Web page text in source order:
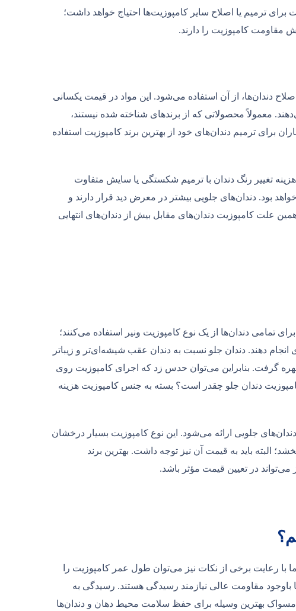
ترمیم یا اصلاح سایر کامپوزیت‌ها احتیاج خواهد داشت؛
مقاومت کامپوزیت را دارند.
دندان‌ها، از آن استفاده می‌شود. این مواد در قیمت‌ یکسانی
معمولاً محصولاتی که از برندهای شناخته ‌شده نیستند،
برای ترمیم دندان‌های خود از بهترین برند کامپوزیت استفاده
تغییر رنگ دندان با ترمیم شکستگی یا سایش متفاوت
بود. دندان‌های جلویی بیشتر در معرض دید قرار دارند و
علت کامپوزیت دندان‌های مقابل بیش از دندان‌های انتهایی
تمامی دندان‌ها از یک نوع کامپوزیت ونیر استفاده می‌کنند؛
انجام دهند. دندان جلو نسبت به دندان عقب شیشه‌ای‌تر و زیباتر
گرفت. بنابراین می‌توان حدس زد که اجرای کامپوزیت روی
دندان جلو چقدر است؟ بسته به جنس کامپوزیت هزینه
جلویی ارائه می‌شود. این نوع کامپوزیت بسیار درخشان
البته باید به قیمت آن نیز توجه داشت. بهترین برند
در تعیین قیمت مؤثر باشد.
با رعایت برخی از نکات نیز می‌توان طول عمر کامپوزیت را
باوجود مقاومت عالی نیازمند رسیدگی هستند. رسیدگی به
مسواک بهترین وسیله برای حفظ سلامت محیط دهان و دندان‌ها